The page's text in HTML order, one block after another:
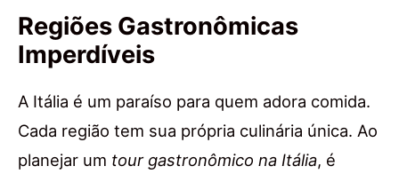
Regiões Gastronômicas
Imperdíveis
A Itália é um paraíso para quem adora comida.
Cada região tem sua própria culinária única. Ao
planejar um tour gastronômico na Itália, é